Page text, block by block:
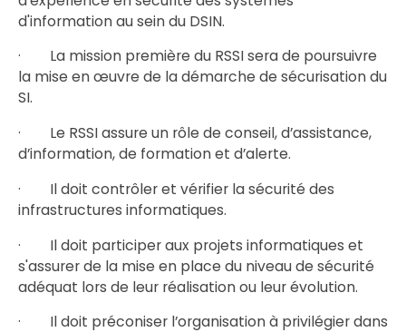
d'information au sein du DSIN.
· La mission première du RSSI sera de poursuivre
la mise en œuvre de la démarche de sécurisation du
SI.
· Le RSSI assure un rôle de conseil, d’assistance,
d’information, de formation et d’alerte.
· Il doit contrôler et vérifier la sécurité des
infrastructures informatiques.
· Il doit participer aux projets informatiques et
s'assurer de la mise en place du niveau de sécurité
adéquat lors de leur réalisation ou leur évolution.
· Il doit préconiser l’organisation à privilégier dans